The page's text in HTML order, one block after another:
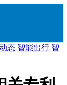
态 智能出行 智